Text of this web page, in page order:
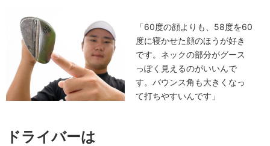
「60度の顔よりも、58度を60
度に寝かせた顔のほうが好き
です。ネックの部分がグース
っぽく見えるのがいいんで
す。バウンス角も大きくなっ
て打ちやすいんです」
ドライバーは